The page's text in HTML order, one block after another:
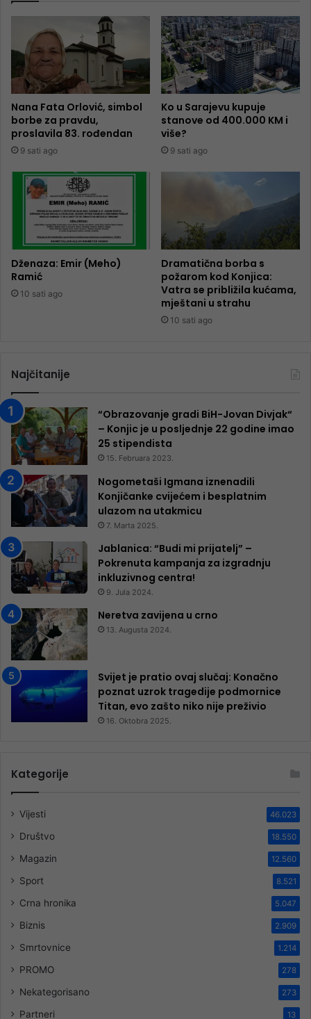
Nana Fata Orlović, simbol
borbe za pravdu,
proslavila 83. rođendan
9 sati ago
Ko u Sarajevu kupuje
stanove od 400.000 KM i
više?
9 sati ago
Dženaza: Emir (Meho)
Ramić
10 sati ago
Dramatična borba s
požarom kod Konjica:
Vatra se približila kućama,
mještani u strahu
10 sati ago
Najčitanije
“Obrazovanje gradi BiH-Jovan Divjak“
– Konjic je u posljednje 22 godine imao
25 ​​stipendista
15. Februara 2023.
Nogometaši Igmana iznenadili
Konjičanke cvijećem i besplatnim
ulazom na utakmicu
7. Marta 2025.
Jablanica: “Budi mi prijatelj” –
Pokrenuta kampanja za izgradnju
inkluzivnog centra!
9. Jula 2024.
Neretva zavijena u crno
13. Augusta 2024.
Svijet je pratio ovaj slučaj: Konačno
poznat uzrok tragedije podmornice
Titan, evo zašto niko nije preživio
16. Oktobra 2025.
Kategorije
Vijesti 46.023
Društvo 18.550
Magazin 12.560
Sport 8.521
Crna hronika 5.047
Biznis 2.909
Smrtovnice 1.214
PROMO 278
Nekategorisano 273
Partneri 13